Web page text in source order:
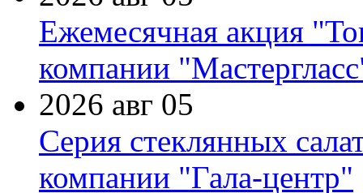
Ежемесячная акция
компании
2026 авг 05
Серия стеклянных
компании "Гала-центр"